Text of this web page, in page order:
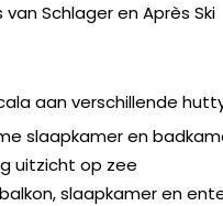
Schlager en Après Ski
aan verschillende
slaapkamer en
uitzicht op zee
slaapkamer en